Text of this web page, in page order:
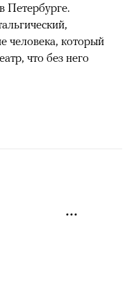
Петербурге.
человека, который
что без него